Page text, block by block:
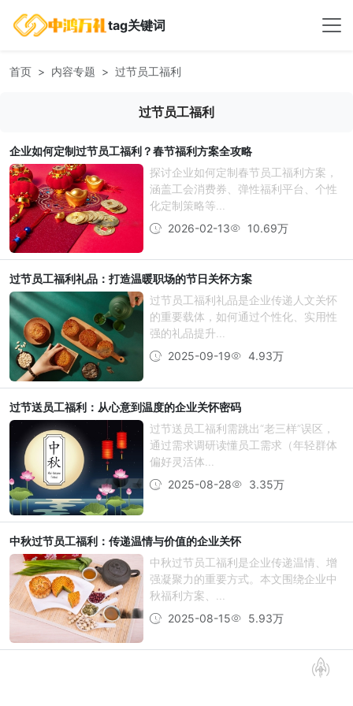
tag关键词
首页 内容专题 过节员工福利
过节员工福利
企业如何定制过节员工福利？春节福利方案全攻略
探讨企业如何定制春节员工福利方案，
涵盖工会消费券、弹性福利平台、个性
化定制策略等...
2026-02-13
10.69万
过节员工福利礼品：打造温暖职场的节日关怀方案
过节员工福利礼品是企业传递人文关怀
的重要载体，如何通过个性化、实用性
强的礼品提升...
2025-09-19
4.93万
过节送员工福利：从心意到温度的企业关怀密码
过节送员工福利需跳出“老三样”误区，
通过需求调研读懂员工需求（年轻群体
偏好灵活体...
2025-08-28
3.35万
中秋过节员工福利：传递温情与价值的企业关怀
中秋过节员工福利是企业传递温情、增
强凝聚力的重要方式。本文围绕企业中
秋福利方案、...
2025-08-15
5.93万